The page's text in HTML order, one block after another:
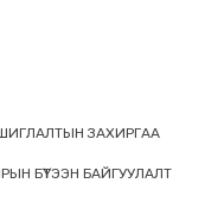
ЗАХИРГАА
БҮТЭЭН БАЙГУУЛАЛТ